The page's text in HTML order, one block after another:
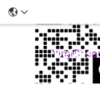
Détails